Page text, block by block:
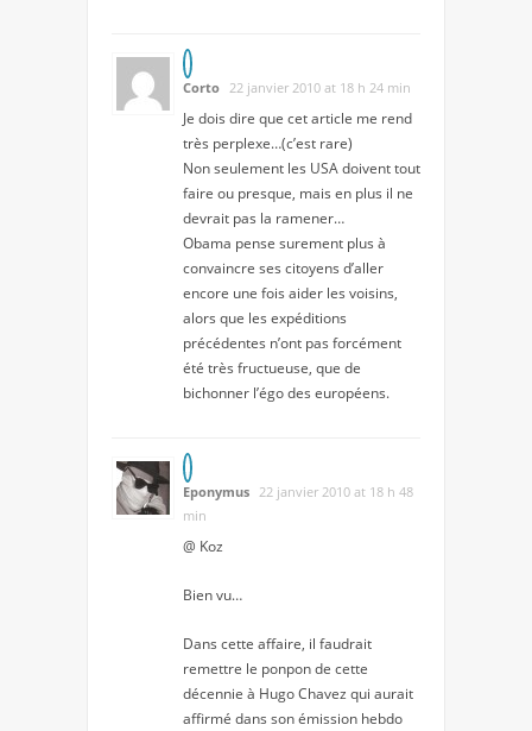
Corto 22 janvier 2010 at 18 h 24 min
Je dois dire que cet article me rend
très perplexe…(c’est rare)
Non seulement les USA doivent tout
faire ou presque, mais en plus il ne
devrait pas la ramener…
Obama pense surement plus à
convaincre ses citoyens d’aller
encore une fois aider les voisins,
alors que les expéditions
précédentes n’ont pas forcément
été très fructueuse, que de
bichonner l’égo des européens.
Eponymus 22 janvier 2010 at 18 h 48
min
@ Koz
Bien vu…
Dans cette affaire, il faudrait
remettre le ponpon de cette
décennie à Hugo Chavez qui aurait
affirmé dans son émission hebdo